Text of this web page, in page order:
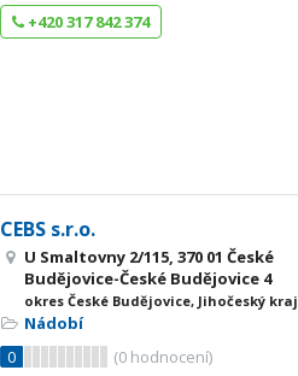
+420 317 842 374
CEBS s.r.o.
U Smaltovny 2/115, 370 01 České
Budějovice-České Budějovice 4
okres České Budějovice, Jihočeský kraj
Nádobí
0
(0 hodnocení)